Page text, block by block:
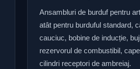
Ansambluri de burduf pentru
atât pentru burduful standard,
cauciuc, bobine de inducție,
rezervorul de combustibil,
cilindri receptori de ambreiaj.